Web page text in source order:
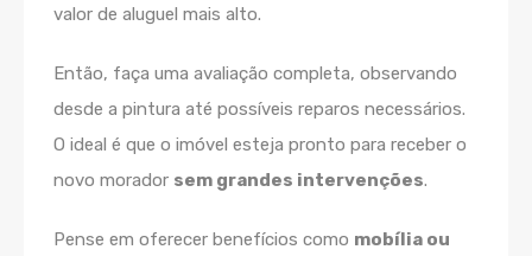
valor de aluguel mais alto.
Então, faça uma avaliação completa, observando
desde a pintura até possíveis reparos necessários.
O ideal é que o imóvel esteja pronto para receber o
novo morador sem grandes intervenções.
Pense em oferecer benefícios como mobília ou